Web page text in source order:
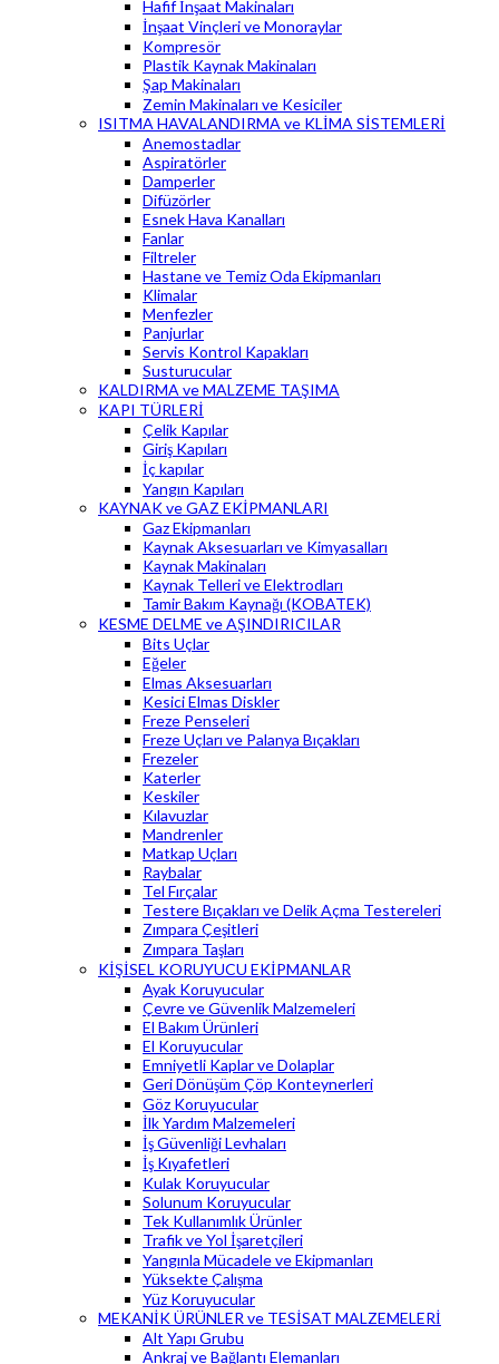
Hafif İnşaat Makinaları
İnşaat Vinçleri ve Monoraylar
Kompresör
Plastik Kaynak Makinaları
Şap Makinaları
Zemin Makinaları ve Kesiciler
ISITMA HAVALANDIRMA ve KLİMA SİSTEMLERİ
Anemostadlar
Aspiratörler
Damperler
Difüzörler
Esnek Hava Kanalları
Fanlar
Filtreler
Hastane ve Temiz Oda Ekipmanları
Klimalar
Menfezler
Panjurlar
Servis Kontrol Kapakları
Susturucular
KALDIRMA ve MALZEME TAŞIMA
KAPI TÜRLERİ
Çelik Kapılar
Giriş Kapıları
İç kapılar
Yangın Kapıları
KAYNAK ve GAZ EKİPMANLARI
Gaz Ekipmanları
Kaynak Aksesuarları ve Kimyasalları
Kaynak Makinaları
Kaynak Telleri ve Elektrodları
Tamir Bakım Kaynağı (KOBATEK)
KESME DELME ve AŞINDIRICILAR
Bits Uçlar
Eğeler
Elmas Aksesuarları
Kesici Elmas Diskler
Freze Penseleri
Freze Uçları ve Palanya Bıçakları
Frezeler
Katerler
Keskiler
Kılavuzlar
Mandrenler
Matkap Uçları
Raybalar
Tel Fırçalar
Testere Bıçakları ve Delik Açma Testereleri
Zımpara Çeşitleri
Zımpara Taşları
KİŞİSEL KORUYUCU EKİPMANLAR
Ayak Koruyucular
Çevre ve Güvenlik Malzemeleri
El Bakım Ürünleri
El Koruyucular
Emniyetli Kaplar ve Dolaplar
Geri Dönüşüm Çöp Konteynerleri
Göz Koruyucular
İlk Yardım Malzemeleri
İş Güvenliği Levhaları
İş Kıyafetleri
Kulak Koruyucular
Solunum Koruyucular
Tek Kullanımlık Ürünler
Trafik ve Yol İşaretçileri
Yangınla Mücadele ve Ekipmanları
Yüksekte Çalışma
Yüz Koruyucular
MEKANİK ÜRÜNLER ve TESİSAT MALZEMELERİ
Alt Yapı Grubu
Ankraj ve Bağlantı Elemanları